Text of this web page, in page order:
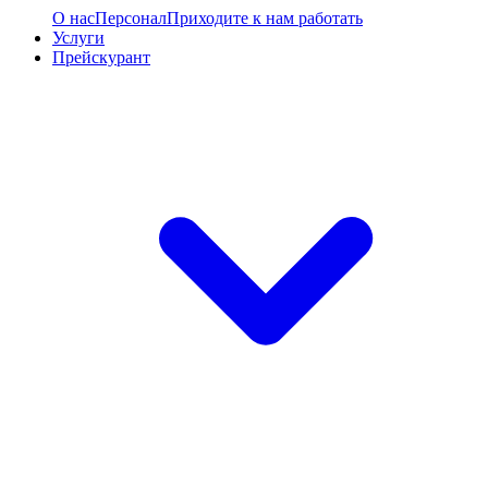
О насПерсоналПриходите к нам работать
Услуги
Прейскурант